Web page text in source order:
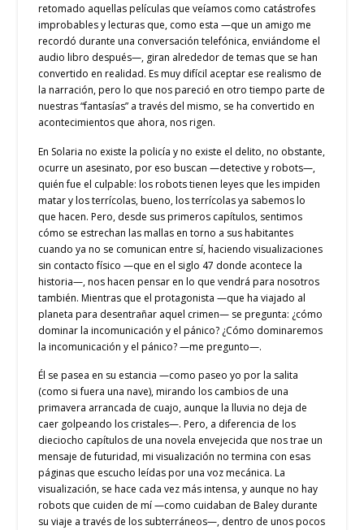
retomado aquellas películas que veíamos como catástrofes
improbables y lecturas que, como esta —que un amigo me
recordó durante una conversación telefónica, enviándome el
audio libro después—, giran alrededor de temas que se han
convertido en realidad. Es muy difícil aceptar ese realismo de
la narración, pero lo que nos pareció en otro tiempo parte de
nuestras “fantasías” a través del mismo, se ha convertido en
acontecimientos que ahora, nos rigen.
En Solaria no existe la policía y no existe el delito, no obstante,
ocurre un asesinato, por eso buscan —detective y robots—,
quién fue el culpable: los robots tienen leyes que les impiden
matar y los terrícolas, bueno, los terrícolas ya sabemos lo
que hacen. Pero, desde sus primeros capítulos, sentimos
cómo se estrechan las mallas en torno a sus habitantes
cuando ya no se comunican entre sí, haciendo visualizaciones
sin contacto físico —que en el siglo 47 donde acontece la
historia—, nos hacen pensar en lo que vendrá para nosotros
también. Mientras que el protagonista —que ha viajado al
planeta para desentrañar aquel crimen— se pregunta: ¿cómo
dominar la incomunicación y el pánico? ¿Cómo dominaremos
la incomunicación y el pánico? —me pregunto—.
Él se pasea en su estancia —como paseo yo por la salita
(como si fuera una nave), mirando los cambios de una
primavera arrancada de cuajo, aunque la lluvia no deja de
caer golpeando los cristales—. Pero, a diferencia de los
dieciocho capítulos de una novela envejecida que nos trae un
mensaje de futuridad, mi visualización no termina con esas
páginas que escucho leídas por una voz mecánica. La
visualización, se hace cada vez más intensa, y aunque no hay
robots que cuiden de mí —como cuidaban de Baley durante
su viaje a través de los subterráneos—, dentro de unos pocos